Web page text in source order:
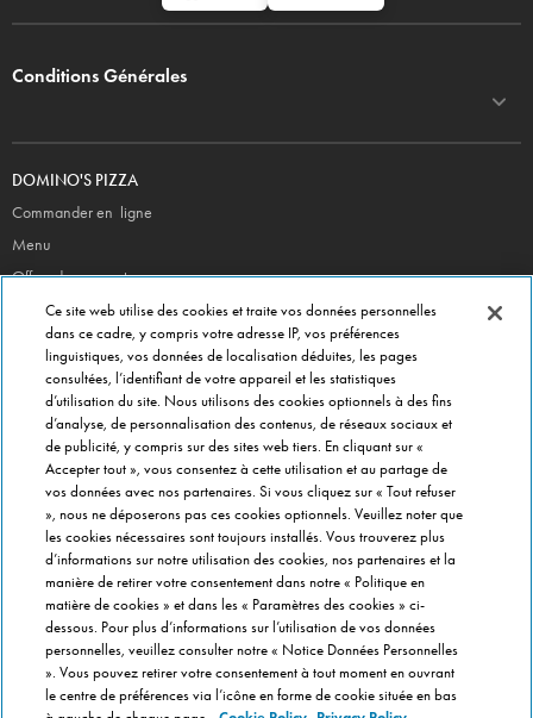
Conditions Générales
DOMINO'S PIZZA
Commander en ligne
Menu
Offres du moment
Newsletter
CONTACT
Siège Social
Info magasins
Formulaire de Contact
Gérer vos préférences
INFO FRANCHISÉ
Franchise Domino's
Critères de Sélection
Questions Fréquentes
A PROPOS DE DOMINO'S
Travailler chez Domino's
Ce site web utilise des cookies et traite vos données personnelles
dans ce cadre, y compris votre adresse IP, vos préférences
linguistiques, vos données de localisation déduites, les pages
consultées, l’identifiant de votre appareil et les statistiques
d’utilisation du site. Nous utilisons des cookies optionnels à des fins
d’analyse, de personnalisation des contenus, de réseaux sociaux et
de publicité, y compris sur des sites web tiers. En cliquant sur «
Accepter tout », vous consentez à cette utilisation et au partage de
vos données avec nos partenaires. Si vous cliquez sur « Tout refuser
», nous ne déposerons pas ces cookies optionnels. Veuillez noter que
les cookies nécessaires sont toujours installés. Vous trouverez plus
d’informations sur notre utilisation des cookies, nos partenaires et la
manière de retirer votre consentement dans notre « Politique en
matière de cookies » et dans les « Paramètres des cookies » ci-
dessous. Pour plus d’informations sur l’utilisation de vos données
personnelles, veuillez consulter notre « Notice Données Personnelles
». Vous pouvez retirer votre consentement à tout moment en ouvrant
le centre de préférences via l’icône en forme de cookie située en bas